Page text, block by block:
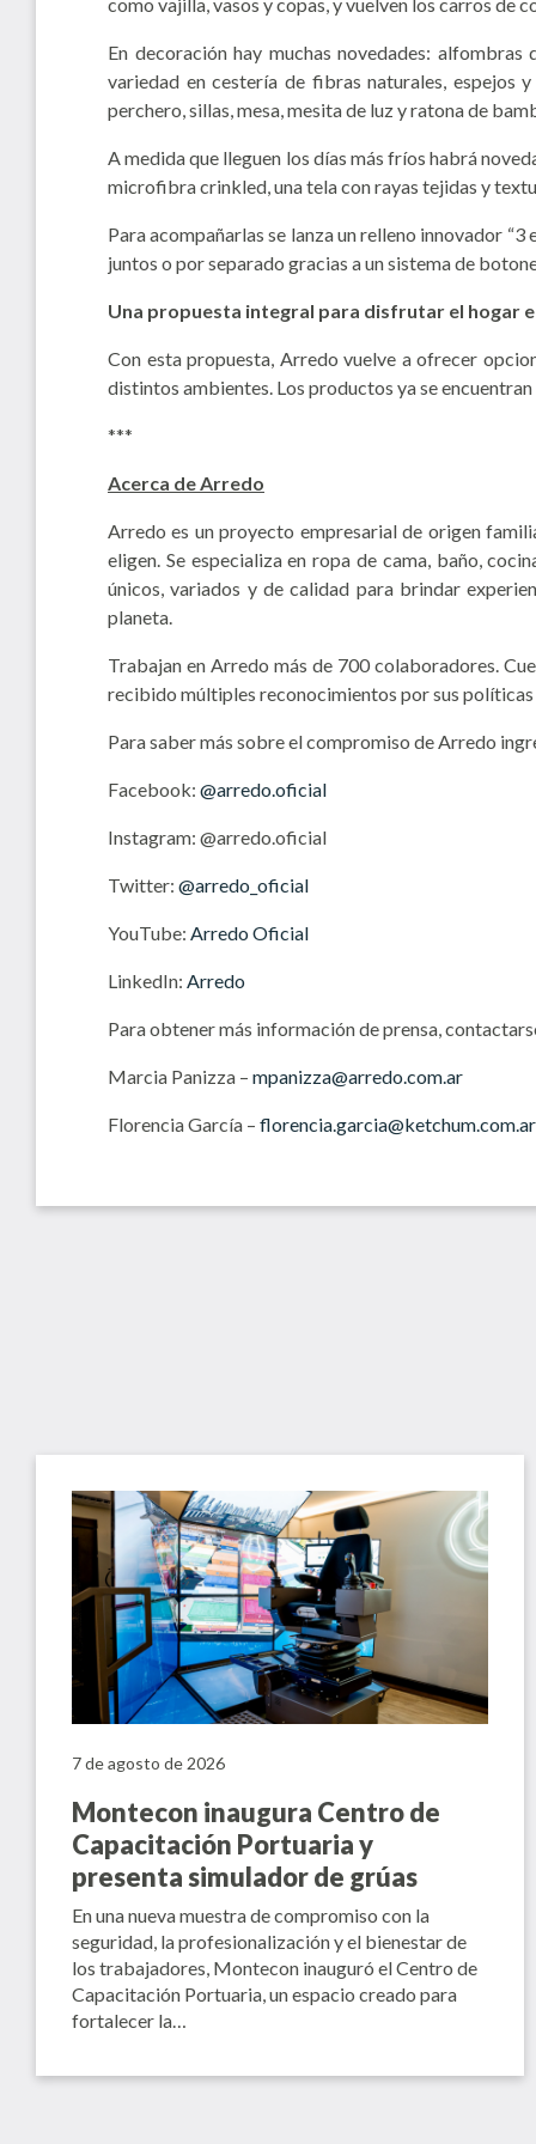
En decoración hay muchas novedades:
variedad en cestería de fibras naturales, espejos
perchero, sillas, mesa, mesita de luz y ratona de
A medida que lleguen los días más fríos habrá
microfibra crinkled, una tela con rayas tejidas y
Para acompañarlas se lanza un relleno innovador
juntos o por separado gracias a un sistema de
Una propuesta integral para disfrutar el hogar
Con esta propuesta, Arredo vuelve a ofrecer
distintos ambientes. Los productos ya se
***
Acerca de Arredo
Arredo es un proyecto empresarial de origen
eligen. Se especializa en ropa de cama, baño,
únicos, variados y de calidad para brindar
planeta.
Trabajan en Arredo más de 700 colaboradores.
recibido múltiples reconocimientos por sus
Para saber más sobre el compromiso de Arredo
Facebook: @arredo.oficial
Instagram: @arredo.oficial
Twitter: @arredo_oficial
YouTube: Arredo Oficial
LinkedIn: Arredo
Para obtener más información de prensa,
Marcia Panizza – mpanizza@arredo.com.ar
Florencia García – florencia.garcia@ketchum.com.ar
7 de agosto de 2026
Montecon inaugura Centro de
Capacitación Portuaria y
presenta simulador de grúas
En una nueva muestra de compromiso con la
seguridad, la profesionalización y el bienestar de
los trabajadores, Montecon inauguró el Centro de
Capacitación Portuaria, un espacio creado para
fortalecer la…